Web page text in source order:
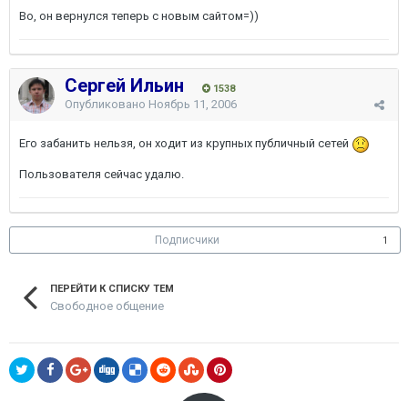
Во, он вернулся теперь с новым сайтом=))
Сергей Ильин 1538
Опубликовано Ноябрь 11, 2006
Его забанить нельзя, он ходит из крупных публичный сетей
Пользователя сейчас удалю.
Подписчики 1
ПЕРЕЙТИ К СПИСКУ ТЕМ
Свободное общение